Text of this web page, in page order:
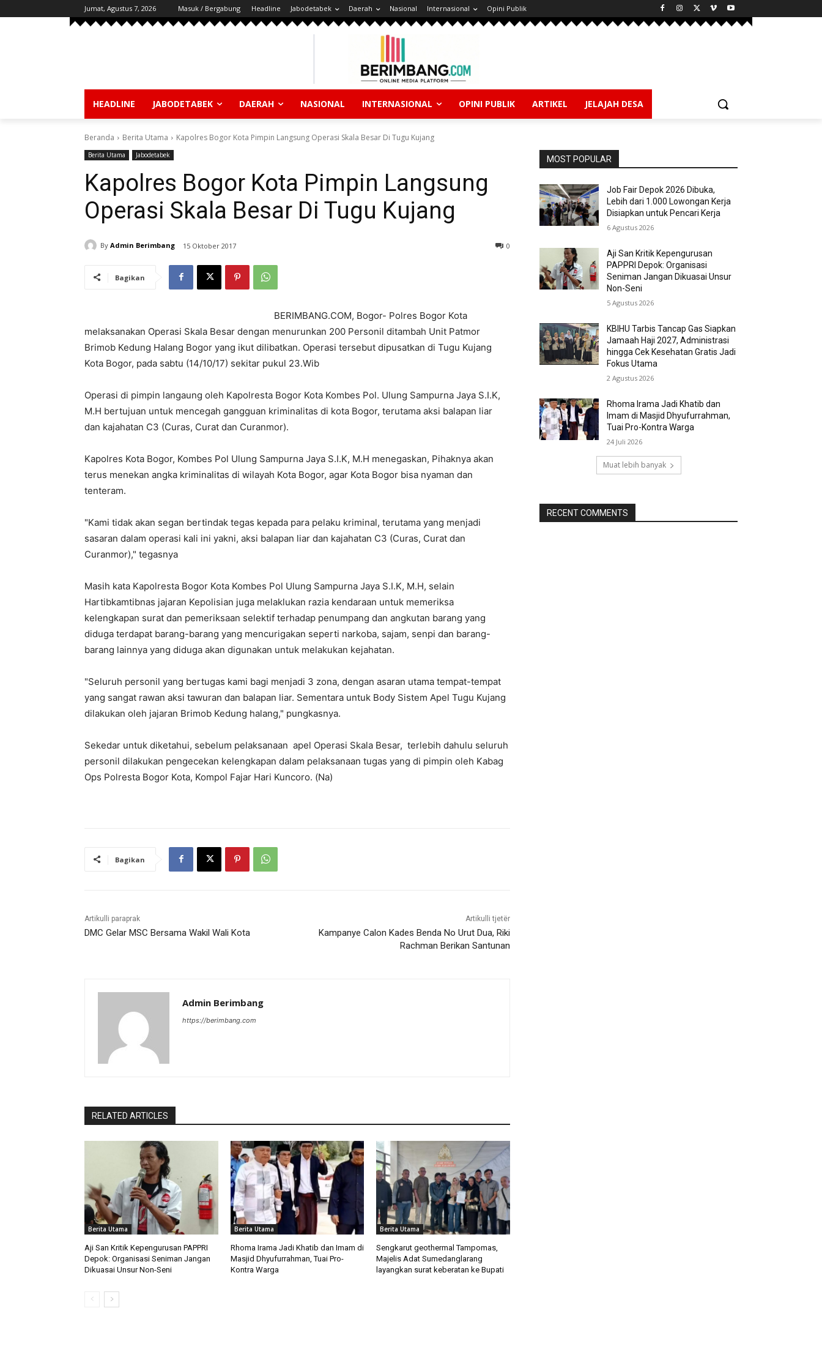
Jumat, Agustus 7, 2026 Masuk / Bergabung Headline Jabodetabek Daerah Nasional Internasional Opini Publik
HEADLINE JABODETABEK DAERAH NASIONAL INTERNASIONAL OPINI PUBLIK ARTIKEL JELAJAH DESA
Beranda Berita Utama Kapolres Bogor Kota Pimpin Langsung Operasi Skala Besar Di Tugu Kujang
Berita Utama Jabodetabek
Kapolres Bogor Kota Pimpin Langsung
Operasi Skala Besar Di Tugu Kujang
By Admin Berimbang 15 Oktober 2017 0
Bagikan
BERIMBANG.COM, Bogor- Polres Bogor Kota
melaksanakan Operasi Skala Besar dengan menurunkan 200 Personil ditambah Unit Patmor
Brimob Kedung Halang Bogor yang ikut dilibatkan. Operasi tersebut dipusatkan di Tugu Kujang
Kota Bogor, pada sabtu (14/10/17) sekitar pukul 23.Wib
Operasi di pimpin langaung oleh Kapolresta Bogor Kota Kombes Pol. Ulung Sampurna Jaya S.I.K,
M.H bertujuan untuk mencegah gangguan kriminalitas di kota Bogor, terutama aksi balapan liar
dan kajahatan C3 (Curas, Curat dan Curanmor).
Kapolres Kota Bogor, Kombes Pol Ulung Sampurna Jaya S.I.K, M.H menegaskan, Pihaknya akan
terus menekan angka kriminalitas di wilayah Kota Bogor, agar Kota Bogor bisa nyaman dan
tenteram.
"Kami tidak akan segan bertindak tegas kepada para pelaku kriminal, terutama yang menjadi
sasaran dalam operasi kali ini yakni, aksi balapan liar dan kajahatan C3 (Curas, Curat dan
Curanmor)," tegasnya
Masih kata Kapolresta Bogor Kota Kombes Pol Ulung Sampurna Jaya S.I.K, M.H, selain
Hartibkamtibnas jajaran Kepolisian juga melaklukan razia kendaraan untuk memeriksa
kelengkapan surat dan pemeriksaan selektif terhadap penumpang dan angkutan barang yang
diduga terdapat barang-barang yang mencurigakan seperti narkoba, sajam, senpi dan barang-
barang lainnya yang diduga akan digunakan untuk melakukan kejahatan.
"Seluruh personil yang bertugas kami bagi menjadi 3 zona, dengan asaran utama tempat-tempat
yang sangat rawan aksi tawuran dan balapan liar. Sementara untuk Body Sistem Apel Tugu Kujang
dilakukan oleh jajaran Brimob Kedung halang," pungkasnya.
Sekedar untuk diketahui, sebelum pelaksanaan apel Operasi Skala Besar, terlebih dahulu seluruh
personil dilakukan pengecekan kelengkapan dalam pelaksanaan tugas yang di pimpin oleh Kabag
Ops Polresta Bogor Kota, Kompol Fajar Hari Kuncoro. (Na)
Bagikan
Artikulli paraprak
DMC Gelar MSC Bersama Wakil Wali Kota
Artikulli tjetër
Kampanye Calon Kades Benda No Urut Dua, Riki
Rachman Berikan Santunan
Admin Berimbang
https://berimbang.com
RELATED ARTICLES
Berita Utama
Aji San Kritik Kepengurusan PAPPRI
Depok: Organisasi Seniman Jangan
Dikuasai Unsur Non-Seni
Berita Utama
Rhoma Irama Jadi Khatib dan Imam di
Masjid Dhyufurrahman, Tuai Pro-
Kontra Warga
Berita Utama
Sengkarut geothermal Tampomas,
Majelis Adat Sumedanglarang
layangkan surat keberatan ke Bupati
MOST POPULAR
Job Fair Depok 2026 Dibuka,
Lebih dari 1.000 Lowongan Kerja
Disiapkan untuk Pencari Kerja
6 Agustus 2026
Aji San Kritik Kepengurusan
PAPPRI Depok: Organisasi
Seniman Jangan Dikuasai Unsur
Non-Seni
5 Agustus 2026
KBIHU Tarbis Tancap Gas Siapkan
Jamaah Haji 2027, Administrasi
hingga Cek Kesehatan Gratis Jadi
Fokus Utama
2 Agustus 2026
Rhoma Irama Jadi Khatib dan
Imam di Masjid Dhyufurrahman,
Tuai Pro-Kontra Warga
24 Juli 2026
Muat lebih banyak
RECENT COMMENTS